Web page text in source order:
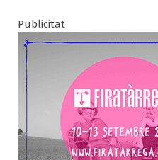
Publicitat